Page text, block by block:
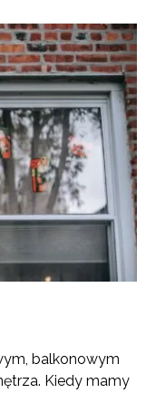
balkonowym
Kiedy mamy